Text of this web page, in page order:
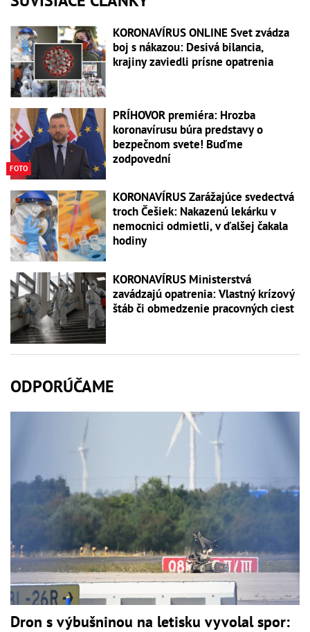
KORONAVÍRUS ONLINE Svet zvádza
boj s nákazou: Desivá bilancia,
krajiny zaviedli prísne opatrenia
FOTO
PRÍHOVOR premiéra: Hrozba
koronavírusu búra predstavy o
bezpečnom svete! Buďme
zodpovední
KORONAVÍRUS Zarážajúce svedectvá
troch Češiek: Nakazenú lekárku v
nemocnici odmietli, v ďalšej čakala
hodiny
KORONAVÍRUS Ministerstvá
zavádzajú opatrenia: Vlastný krízový
štáb či obmedzenie pracovných ciest
ODPORÚČAME
Dron s výbušninou na letisku vyvolal spor: